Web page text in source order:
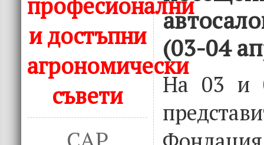
и достъпни
агрономически
съвети
(03-04
На 03 и